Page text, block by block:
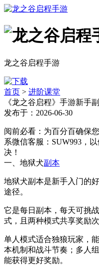
龙之谷启程手游
首页 > 进阶课堂
《龙之谷启程》手游新手
发布于：2026-06-30
阅前必看：为百分百确保
系微信客服：SUW993，
决！
一、地狱犬副本
地狱犬副本是新手入门的
途径。
它是每日副本，每天可挑
式，且两种模式共享奖励次
单人模式适合独狼玩家，
本机制和战斗节奏；多人
能获得更好奖励。